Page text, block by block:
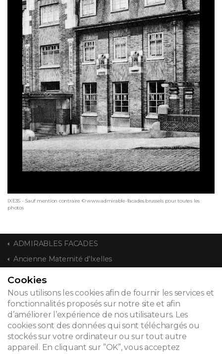
IXE35 - Sauf mention contraire © www.admirable-facades.brussels pour toutes les
photos
ADMIRABLES FACADES
Ancienne Maternité d'Ixelles
CONTACT
© 2026
Mentions légales
Cookies
Nous utilisons les cookies afin de fournir les services et
fonctionnalités proposés sur notre site et afin
d’améliorer l’expérience de nos utilisateurs. Les
cookies sont des données qui sont téléchargés ou
stockés sur votre ordinateur ou sur tout autre
appareil. En cliquant sur ”OK”, vous acceptez